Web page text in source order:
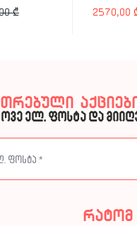
₾
Kraft
2570,00
ელ. ფოსტა და
რატომ